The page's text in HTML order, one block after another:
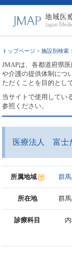
トップページ >施設別検索
JMAPは、各都道府県
や介護の提供体制につ
ただくことを目的とし
当サイトで使用してい
参照ください。
医療法人 富士
所属地域 群
所在地 群
診療科目 内